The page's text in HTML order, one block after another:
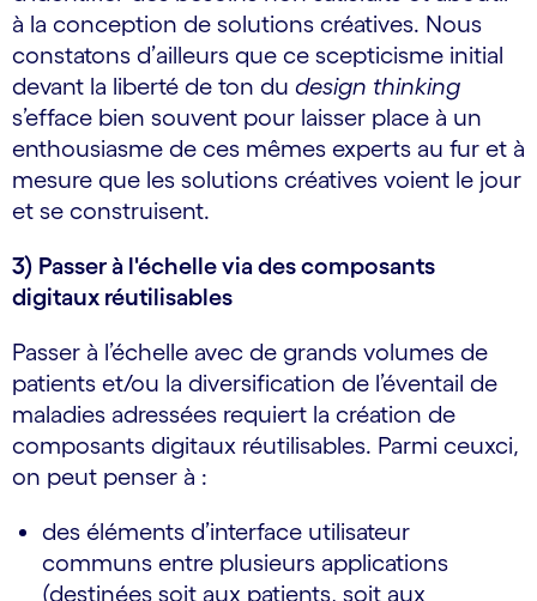
à la conception de solutions créatives. Nous
constatons d’ailleurs que ce scepticisme initial
devant la liberté de ton du design thinking
s’efface bien souvent pour laisser place à un
enthousiasme de ces mêmes experts au fur et à
mesure que les solutions créatives voient le jour
et se construisent.
3) Passer à l'échelle via des composants
digitaux réutilisables
Passer à l’échelle avec de grands volumes de
patients et/ou la diversification de l’éventail de
maladies adressées requiert la création de
composants digitaux réutilisables. Parmi ceux­ci,
on peut penser à :
des éléments d’interface utilisateur
communs entre plusieurs applications
(destinées soit aux patients, soit aux